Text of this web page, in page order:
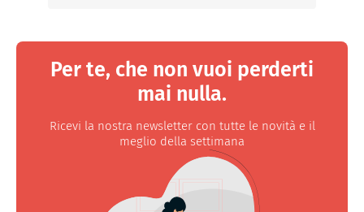
Per te, che non vuoi perderti
mai nulla.
Ricevi la nostra newsletter con tutte le novità e il
meglio della settimana